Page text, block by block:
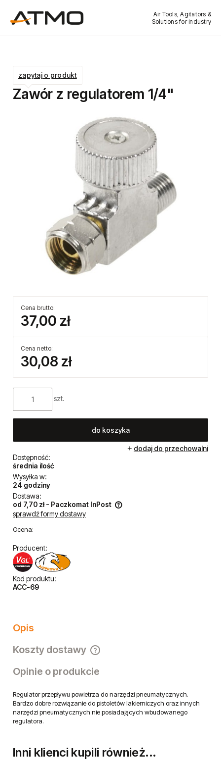
Air Tools, Agitators &
Solutions for industry
Zawór z regulatorem 1/4"
Cena brutto:
37,00 zł
Cena netto:
30,08 zł
szt.
do koszyka
dodaj do przechowalni
Dostępność:
średnia ilość
Wysyłka w:
24 godziny
Dostawa:
od 7,70 zł - Paczkomat InPost
Cena nie zawiera ewentualnych kosztów płatności
sprawdź formy dostawy
Ocena:
Producent:
Kod produktu:
ACC-69
zapytaj o produkt
Opis
Koszty dostawy
Cena nie zawiera ewentualnych kosztów płatności
Opinie o produkcie
Regulator przepływu powietrza do narzędzi pneumatycznych.
Bardzo dobre rozwiązanie do pistoletów lakierniczych oraz innych
narzędzi pneumatycznych nie posiadających wbudowanego
regulatora.
Inni klienci kupili również...